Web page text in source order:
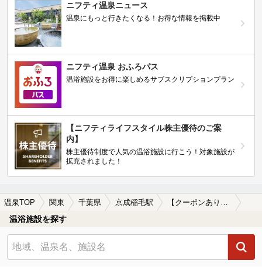
ニフティ温泉ニュース
温泉にもっと行きたくなる！お得な情報を掲載中
ニフティ温泉 おふろパス
温浴施設をお得に楽しめるサブスクリプションプラン
【ニフティライフスタイル株主優待のご案
内】
株主優待制度で人気の温浴施設に行こう！対象施設が
拡充されました！
温泉TOP 関東 千葉県 京成稲毛駅 【クーポンあり】京成稲毛駅近くの温泉宿・温泉旅館・ホテルおすすめ(2026年版)
温浴施設を探す